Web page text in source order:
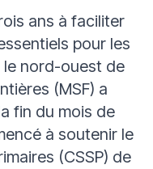
ans à faciliter
pour les
le nord-ouest de
(MSF) a
fin du mois de
à soutenir le
(CSSP) de